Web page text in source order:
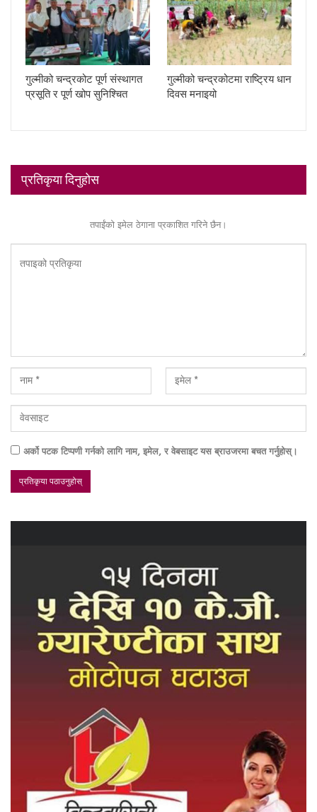
गुल्मीको चन्द्रकोट पूर्ण संस्थागत
प्रसूति र पूर्ण खोप सुनिश्चित
गुल्मीको चन्द्रकोटमा राष्ट्रिय धान
दिवस मनाइयो
प्रतिकृया दिनुहोस
तपाईंको इमेल ठेगाना प्रकाशित गरिने छैन।
अर्को पटक टिप्पणी गर्नको लागि नाम, इमेल, र वेबसाइट यस ब्राउजरमा बचत गर्नुहोस्।